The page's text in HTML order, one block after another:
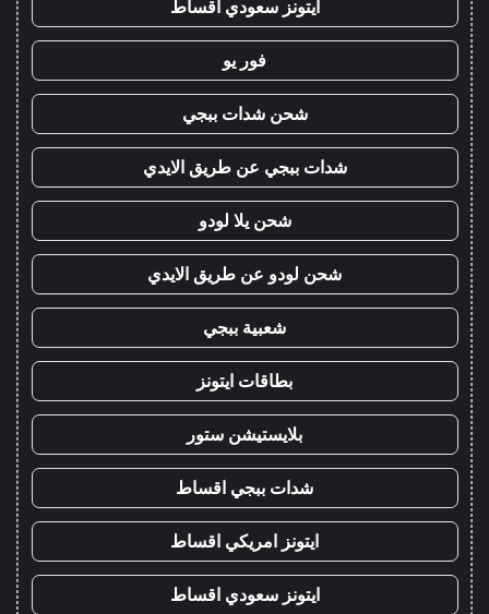
ايتونز سعودي اقساط
فور يو
شحن شدات ببجي
شدات ببجي عن طريق الايدي
شحن يلا لودو
شحن لودو عن طريق الايدي
شعبية ببجي
بطاقات ايتونز
بلايستيشن ستور
شدات ببجي اقساط
ايتونز امريكي اقساط
ايتونز سعودي اقساط